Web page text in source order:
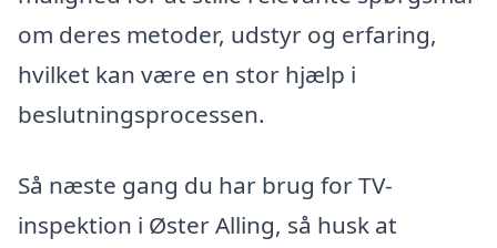
om deres metoder, udstyr og erfaring,
hvilket kan være en stor hjælp i
beslutningsprocessen.
Så næste gang du har brug for TV-
inspektion i Øster Alling, så husk at